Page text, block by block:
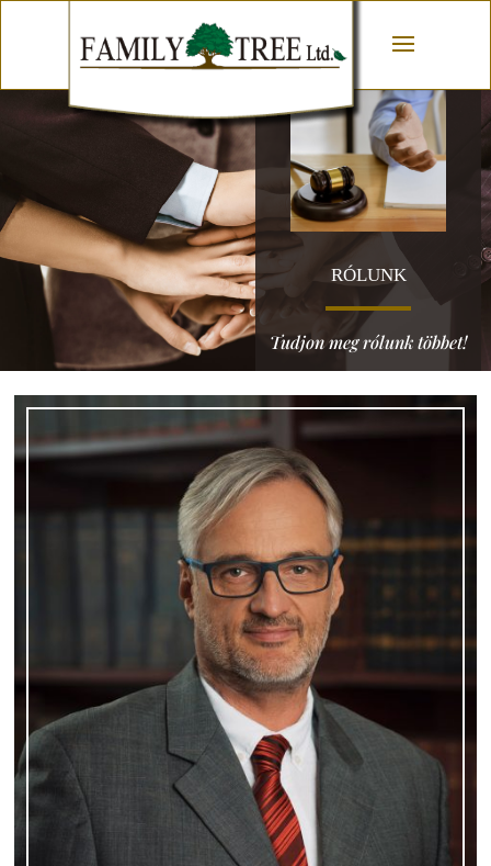
RÓLUNK
Tudjon meg rólunk többet!